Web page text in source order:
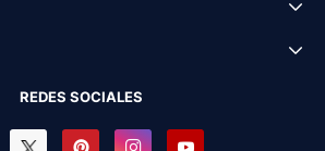
REDES SOCIALES